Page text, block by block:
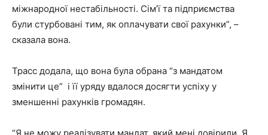
міжнародної нестабільності. Сім’ї та підприємства
були стурбовані тим, як оплачувати свої рахунки”, –
сказала вона.
Трасс додала, що вона була обрана “з мандатом
змінити це” і її уряду вдалося досягти успіху у
зменшенні рахунків громадян.